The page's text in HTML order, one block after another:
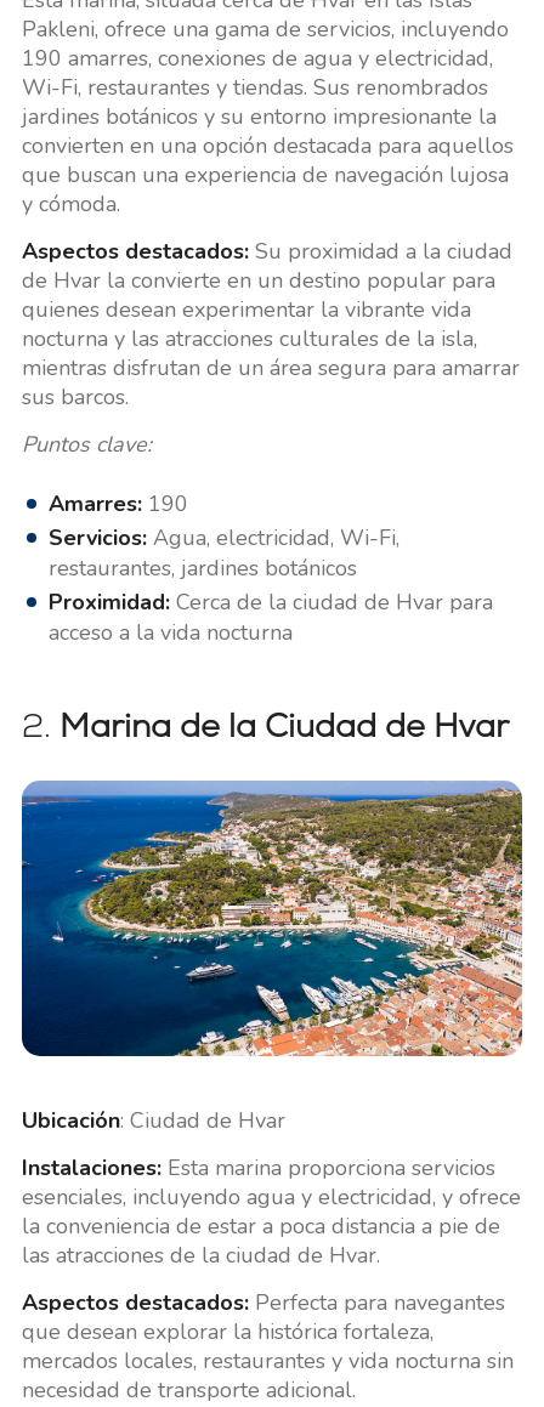
Pakleni, ofrece una gama de servicios, incluyendo
190 amarres, conexiones de agua y electricidad,
Wi-Fi, restaurantes y tiendas. Sus renombrados
jardines botánicos y su entorno impresionante la
convierten en una opción destacada para aquellos
que buscan una experiencia de navegación lujosa
y cómoda.
Aspectos destacados:Su proximidad a la ciudad
de Hvar la convierte en un destino popular para
quienes desean experimentar la vibrante vida
nocturna y las atracciones culturales de la isla,
mientras disfrutan de un área segura para amarrar
sus barcos.
Puntos clave:
Amarres:190
Servicios:Agua, electricidad, Wi-Fi,
restaurantes, jardines botánicos
Proximidad:Cerca de la ciudad de Hvar para
acceso a la vida nocturna
2. Marina de la Ciudad de Hvar
Ubicación: Ciudad de Hvar
Instalaciones:Esta marina proporciona servicios
esenciales, incluyendo agua y electricidad, y ofrece
la conveniencia de estar a poca distancia a pie de
las atracciones de la ciudad de Hvar.
Aspectos destacados:Perfecta para navegantes
que desean explorar la histórica fortaleza,
mercados locales, restaurantes y vida nocturna sin
necesidad de transporte adicional.